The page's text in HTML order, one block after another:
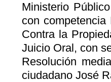
Ministerio
con
Contra la
Juicio Oral, con
Resolución
ciudadano José